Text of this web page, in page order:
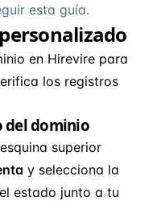
esta guía.
en Hirevire para
los registros
del dominio
superior
y selecciona la
estado junto a tu